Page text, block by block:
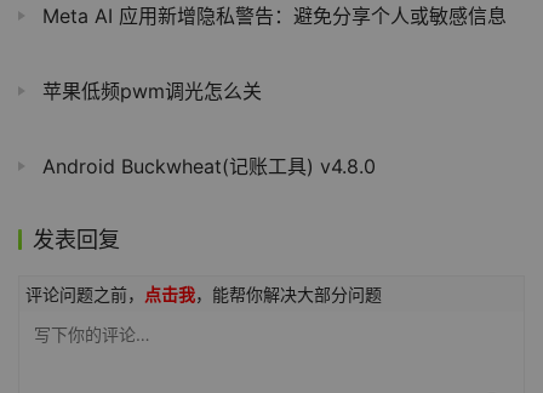
Meta AI 应用新增隐私警告：避免分享个人或敏感信息
苹果低频pwm调光怎么关
Android Buckwheat(记账工具) v4.8.0
发表回复
评论问题之前， 点击我，能帮你解决大部分问题